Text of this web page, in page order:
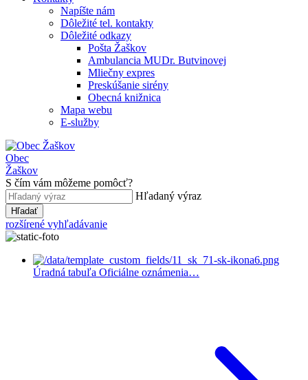
Napíšte nám
Dôležité tel. kontakty
Dôležité odkazy
Pošta Žaškov
Ambulancia MUDr. Butvinovej
Mliečny expres
Preskúšanie sirény
Obecná knižnica
Mapa webu
E-služby
Obec
Žaškov
S čím vám môžeme pomôcť?
Hľadaný výraz
Hľadať
rozšírené vyhľadávanie
Úradná tabuľa Oficiálne oznámenia…